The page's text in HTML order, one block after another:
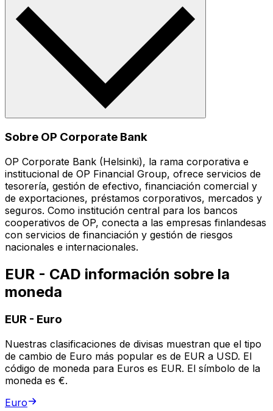
Sobre OP Corporate Bank
OP Corporate Bank (Helsinki), la rama corporativa e
institucional de OP Financial Group, ofrece servicios de
tesorería, gestión de efectivo, financiación comercial y
de exportaciones, préstamos corporativos, mercados y
seguros. Como institución central para los bancos
cooperativos de OP, conecta a las empresas finlandesas
con servicios de financiación y gestión de riesgos
nacionales e internacionales.
EUR - CAD información sobre la
moneda
EUR - Euro
Nuestras clasificaciones de divisas muestran que el tipo
de cambio de Euro más popular es de EUR a USD. El
código de moneda para Euros es EUR. El símbolo de la
moneda es €.
Euro